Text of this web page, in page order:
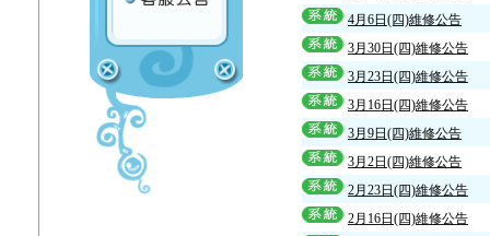
4月6日(四)維修公告
3月30日(四)維修公告
3月23日(四)維修公告
3月16日(四)維修公告
3月9日(四)維修公告
3月2日(四)維修公告
2月23日(四)維修公告
2月16日(四)維修公告